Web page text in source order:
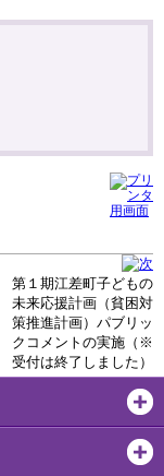
第１期江差町子どもの
未来応援計画（貧困対
策推進計画）パブリッ
クコメントの実施（※
受付は終了しました）